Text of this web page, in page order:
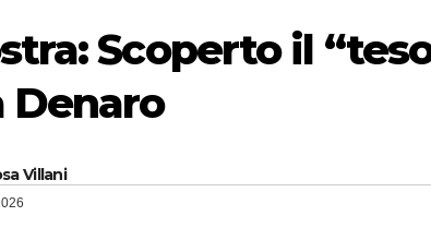
Scoperto il
Denaro
Villani